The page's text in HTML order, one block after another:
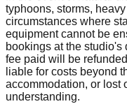
typhoons, storms,
circumstances where
equipment cannot be
bookings at the
fee paid will be
liable for costs beyond
accommodation, or lost
understanding.